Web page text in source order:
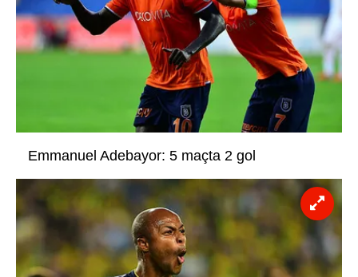
Emmanuel Adebayor: 5 maçta 2 gol